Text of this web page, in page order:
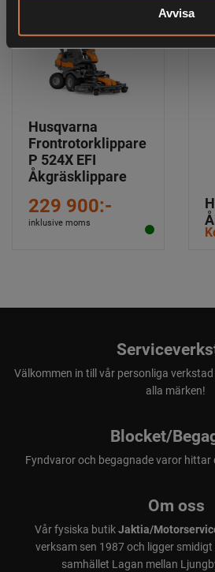
Avvisa
Husqvarna
Frontrotorklippare
P 524X EFI
Åkgräsklippare
229 900:-
inklusive moms
Välkommen in till vår personliga
alla märken!
Blocket/
Fyndvaror och begagnade varor hittar
Om oss
Vår fysiska butikJaktia/
verksam sen 1987 och ligger
samhället Lagan mellan